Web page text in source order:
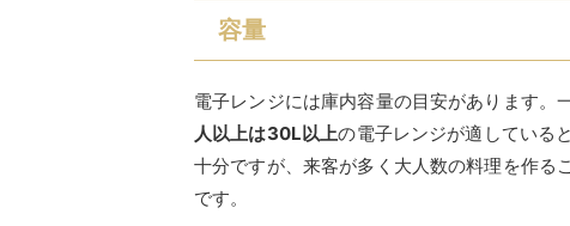
ルに合った容量を選びましょう。
RIRIFE リリフ
小型の電子レンジ